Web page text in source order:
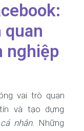
quan
nghiệp
vai trò quan
và tạo dựng
nhân. Những